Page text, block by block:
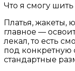
Что я смогу шить
Платья, жакеты,
главное —
лекал, то есть
под конкретную
стандартные